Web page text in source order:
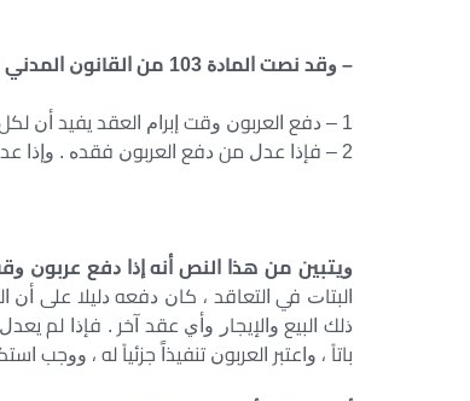
– ﻭﻗﺪ ﻧﺼﺖ ﺍﻟﻤﺎﺩﺓ 103 ﻣﻦ ﺍﻟﻘﺎﻧﻮﻥ ﺍﻟﻤﺪﻧﻲ ﻋﻠﻰ ﻣﺎ ﻳﺄﺗﻲ : –
1 – ﺩﻓﻊ ﺍﻟﻌﺮﺑﻮﻥ ﻭﻗﺖ ﺇﺑﺮﺍﻡ ﺍﻟﻌﻘﺪ ﻳﻔﻴﺪ ﺃﻥ ﻟﻜﻞ ﻣﻦ ﺍﻟﻤﺘﻌﺎﻗﺪﻳﻦ ﺍﻟﺤﻖ ﻓﻲ ﺍﻟﻌﺪﻭﻝ ﻋﻨﻪ ، ﺇﻻ ﺇﺫﺍ ﻗﻀﻲ ﺍﻻﺗﻔﺎﻕ ﺑﻐﻴﺮ ﺫﻟﻚ .
2 – ﻓﺈﺫﺍ ﻋﺪﻝ ﻣﻦ ﺩﻓﻊ ﺍﻟﻌﺮﺑﻮﻥ ﻓﻘﺪﻩ . ﻭﺇﺫﺍ ﻋﺪﻝ ﻣﻦ ﻗﺒﻀﻪ ، ﺭﺩ ﺿﻌﻔﻪ . ﻫﺬﺍ ﻭﻟﻮ ﻟﻢ ﻳﺘﺮﺗﺐ ﻋﻠﻰ ﺍﻟﻌﺪﻭﻝ ﺃﻱ ﺿﺮﺭ ” .
ﻭﻳﺘﺒﻴﻦ ﻣﻦ ﻫﺬﺍ ﺍﻟﻨﺺ ﺃﻧﻪ ﺇﺫﺍ ﺩﻓﻊ ﻋﺮﺑﻮﻥ
ﺍﻟﺒﺘﺎﺕ ﻓﻲ ﺍﻟﺘﻌﺎﻗﺪ ، ﻛﺎﻥ ﺩﻓﻌﻪ ﺩﻟﻴﻼ ﻋﻠﻰ
ﺫﻟﻚ ﺍﻟﺒﻴﻊ ﻭﺍﻹﻳﺠﺎﺭ ﻭﺃﻱ ﻋﻘﺪ ﺁﺧﺮ . ﻓﺈﺫﺍ ﻟﻢ
ﺑﺎﺗﺎً ، ﻭﺍﻋﺘﺒﺮ ﺍﻟﻌﺮﺑﻮﻥ ﺗﻨﻔﻴﺬﺍً ﺟﺰﺋﻴﺎً ﻟﻪ ، ﻭﻭﺟﺐ